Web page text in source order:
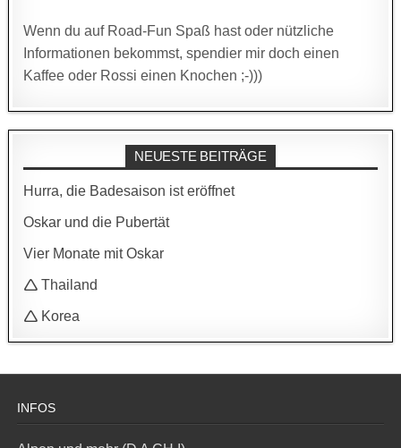
Wenn du auf Road-Fun Spaß hast oder nützliche
Informationen bekommst, spendier mir doch einen
Kaffee oder Rossi einen Knochen ;-)))
NEUESTE BEITRÄGE
Hurra, die Badesaison ist eröffnet
Oskar und die Pubertät
Vier Monate mit Oskar
🛆 Thailand
🛆 Korea
INFOS